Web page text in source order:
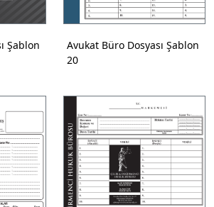
Şablon
Avukat Büro Dosyası Şablon
20